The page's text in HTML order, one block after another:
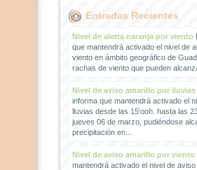
Entradas Recientes
Nivel de alerta naranja por viento
que mantendrá activado el nivel de
viento en ámbito geográfico de
rachas de viento que pueden
Nivel de aviso amarillo por lluvias
informa que mantendrá activado el
lluvias desde las 15'ooh. hasta las
jueves 06 de marzo, pudiéndose
precipitación en...
Nivel de aviso amarillo por viento
mantendrá activado el nivel de